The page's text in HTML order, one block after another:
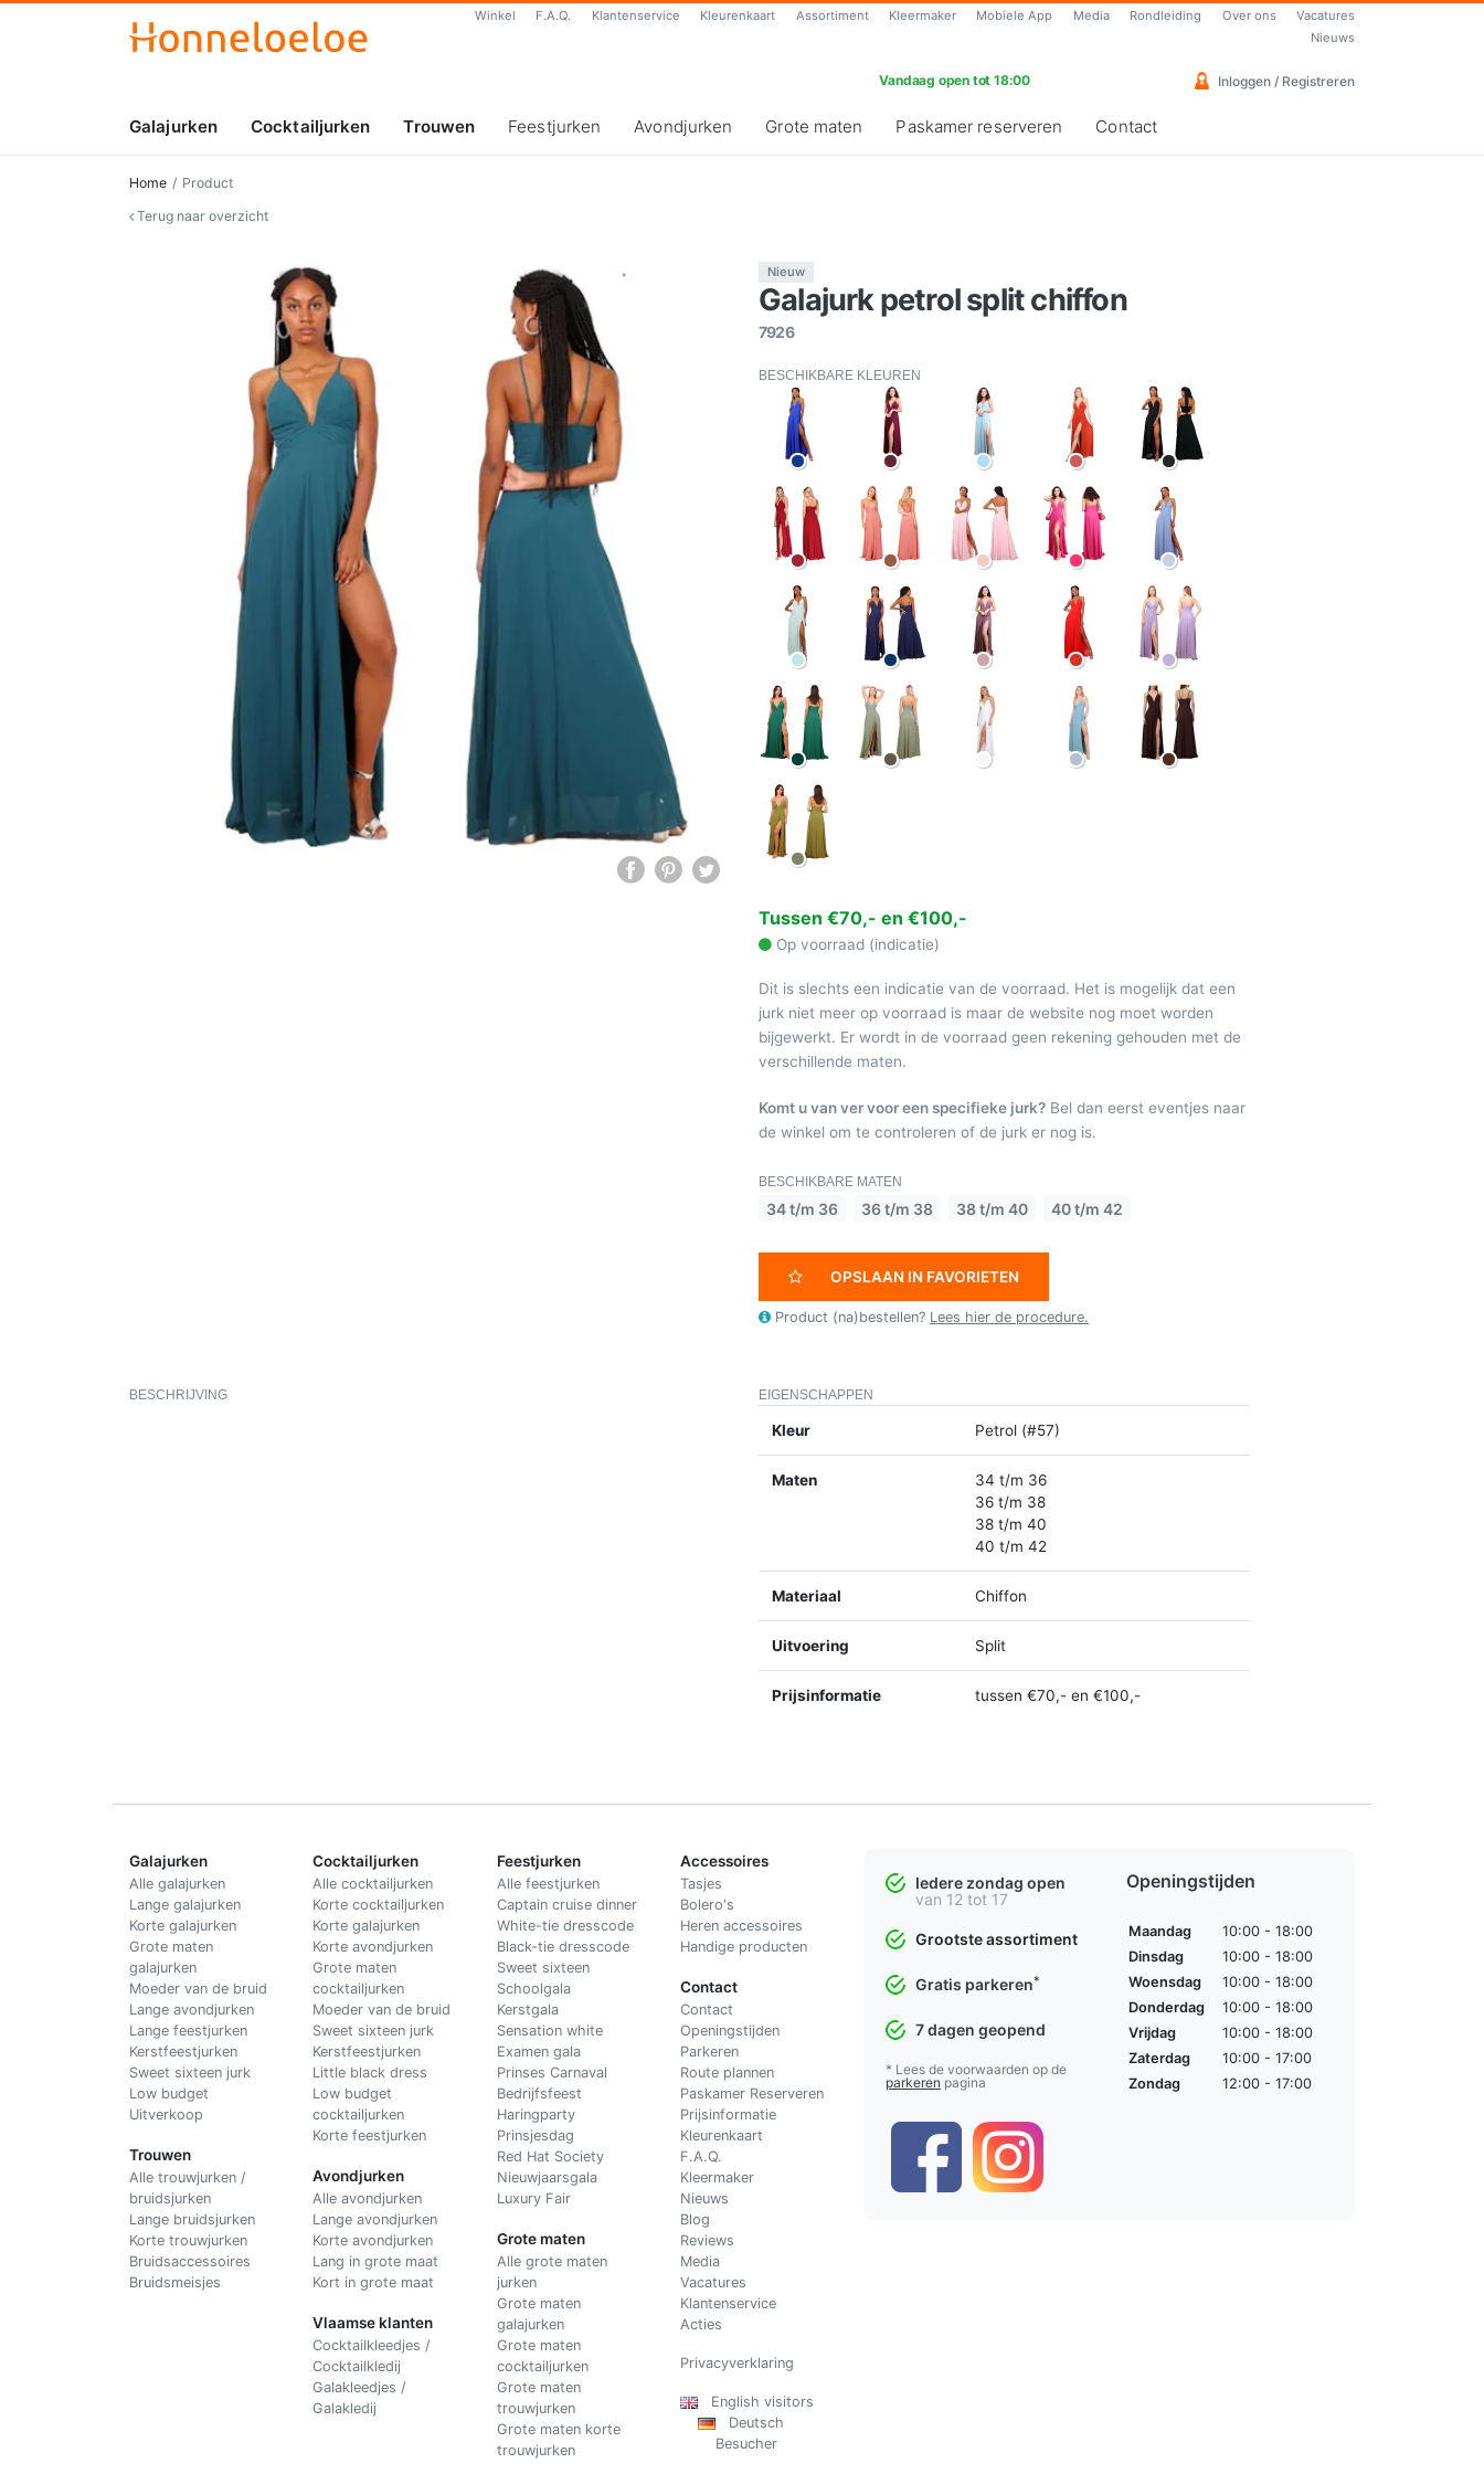
Winkel F.A.Q. Klantenservice Kleurenkaart Assortiment Kleermaker Mobiele App Media Rondleiding Over ons
Vacatures
Nieuws
Vandaag open tot 18:00 Inloggen / Registreren
Galajurken Cocktailjurken Trouwen Feestjurken Avondjurken Grote maten Paskamer reserveren Contact
Home
Product
Terug naar overzicht
Nieuw
Galajurk petrol split chiffon
7926
BESCHIKBARE KLEUREN
Tussen €70,- en €100,-
Op voorraad (indicatie)
Dit is slechts een indicatie van de voorraad. Het is mogelijk dat een
jurk niet meer op voorraad is maar de website nog moet worden
bijgewerkt. Er wordt in de voorraad geen rekening gehouden met de
verschillende maten.
Komt u van ver voor een specifieke jurk? Bel dan eerst eventjes naar
de winkel om te controleren of de jurk er nog is.
BESCHIKBARE MATEN
34 t/m 36 36 t/m 38 38 t/m 40 40 t/m 42
OPSLAAN IN FAVORIETEN
Product (na)bestellen? Lees hier de procedure.
BESCHRIJVING EIGENSCHAPPEN
Kleur Petrol (#57)
Maten
34 t/m 36
36 t/m 38
38 t/m 40
40 t/m 42
Materiaal Chiffon
Uitvoering Split
Prijsinformatie tussen €70,- en €100,-
Galajurken
Alle galajurken
Lange galajurken
Korte galajurken
Grote maten
galajurken
Moeder van de bruid
Lange avondjurken
Lange feestjurken
Kerstfeestjurken
Sweet sixteen jurk
Low budget
Uitverkoop
Trouwen
Alle trouwjurken /
bruidsjurken
Lange bruidsjurken
Korte trouwjurken
Bruidsaccessoires
Bruidsmeisjes
Cocktailjurken
Alle cocktailjurken
Korte cocktailjurken
Korte galajurken
Korte avondjurken
Grote maten
cocktailjurken
Moeder van de bruid
Sweet sixteen jurk
Kerstfeestjurken
Little black dress
Low budget
cocktailjurken
Korte feestjurken
Avondjurken
Alle avondjurken
Lange avondjurken
Korte avondjurken
Lang in grote maat
Kort in grote maat
Vlaamse klanten
Cocktailkleedjes /
Cocktailkledij
Galakleedjes /
Galakledij
Feestjurken
Alle feestjurken
Captain cruise dinner
White-tie dresscode
Black-tie dresscode
Sweet sixteen
Schoolgala
Kerstgala
Sensation white
Examen gala
Prinses Carnaval
Bedrijfsfeest
Haringparty
Prinsjesdag
Red Hat Society
Nieuwjaarsgala
Luxury Fair
Grote maten
Alle grote maten
jurken
Grote maten
galajurken
Grote maten
cocktailjurken
Grote maten
trouwjurken
Grote maten korte
trouwjurken
Accessoires
Tasjes
Bolero's
Heren accessoires
Handige producten
Contact
Contact
Openingstijden
Parkeren
Route plannen
Paskamer Reserveren
Prijsinformatie
Kleurenkaart
F.A.Q.
Kleermaker
Nieuws
Blog
Reviews
Media
Vacatures
Klantenservice
Acties
Privacyverklaring
English visitors
Deutsch
Besucher
Iedere zondag open
van 12 tot 17
Grootste assortiment
Gratis parkeren*
7 dagen geopend
* Lees de voorwaarden op de
parkeren pagina
Openingstijden
Maandag
10:00 - 18:00
Dinsdag
10:00 - 18:00
Woensdag
10:00 - 18:00
Donderdag
10:00 - 18:00
Vrijdag
10:00 - 18:00
Zaterdag
10:00 - 17:00
Zondag
12:00 - 17:00